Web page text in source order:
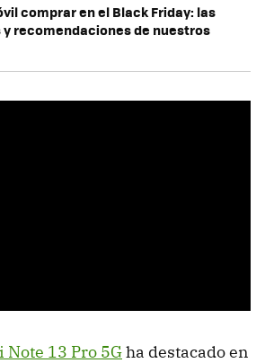
comprar en el Black Friday: las
recomendaciones de nuestros
13 Pro 5Gha destacado en